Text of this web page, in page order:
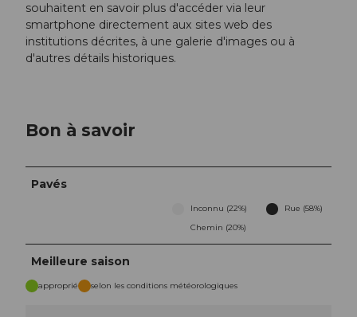
souhaitent en savoir plus d'accéder via leur
smartphone directement aux sites web des
institutions décrites, à une galerie d'images ou à
d'autres détails historiques.
Bon à savoir
Pavés
Inconnu (22%)
Rue (58%)
Chemin (20%)
Meilleure saison
approprié selon les conditions météorologiques